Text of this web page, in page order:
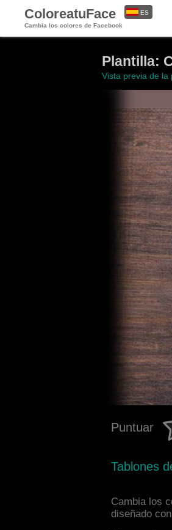
ColoreatuFace
Cambia los colores de Facebook
ES
Plantilla:
Vista previa de la
Puntuar
Tablones
Cambia los
diseñado